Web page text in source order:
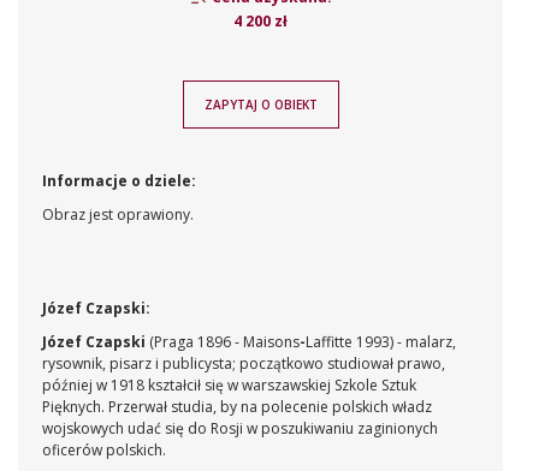
4 200 zł
ZAPYTAJ O OBIEKT
Informacje o dziele:
Obraz jest oprawiony.
Józef Czapski:
Józef Czapski (Praga 1896 - Maisons-Laffitte 1993) - malarz,
rysownik, pisarz i publicysta; początkowo studiował prawo,
później w 1918 kształcił się w warszawskiej Szkole Sztuk
Pięknych. Przerwał studia, by na polecenie polskich władz
wojskowych udać się do Rosji w poszukiwaniu zaginionych
oficerów polskich.